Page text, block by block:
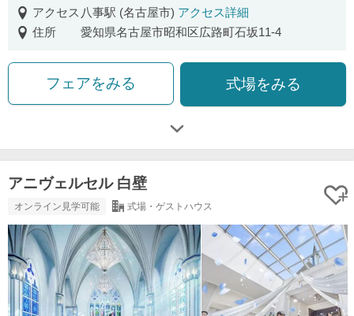
アクセス 八事駅 (名古屋市) アクセス詳細
住所
愛知県名古屋市昭和区広路町石坂11-4
フェアをみる 式場をみる
アニヴェルセル 白壁
オンライン見学可能 式場・ゲストハウス